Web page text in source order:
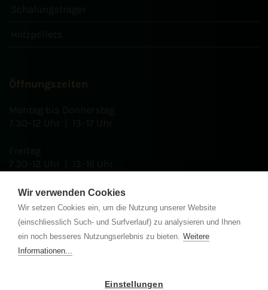
Wir verwenden Cookies
Wir setzen Cookies ein, um die Nutzung unserer Website
(einschliesslich Such- und Surfverlauf) zu analysieren und Ihnen
ein noch besseres Nutzungserlebnis zu bieten. Weitere
Informationen...
Einstellungen
Öffnungszeiten
Montag bis Donnerstag
7.30–12 Uhr | 13–17 Uhr
Freitag
7.30–12 Uhr | 13–16 Uhr
Zertifikate
Schalungsträger
Holzpellets